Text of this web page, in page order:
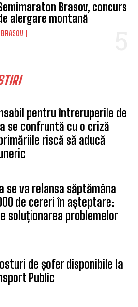
Brasov, concurs
alergare montană
BRASOV
pentru întreruperile de
se confruntă cu o criză
riscă să aducă
se va relansa săptămâna
de cereri în așteptare:
soluționarea problemelor
de șofer disponibile la
Public